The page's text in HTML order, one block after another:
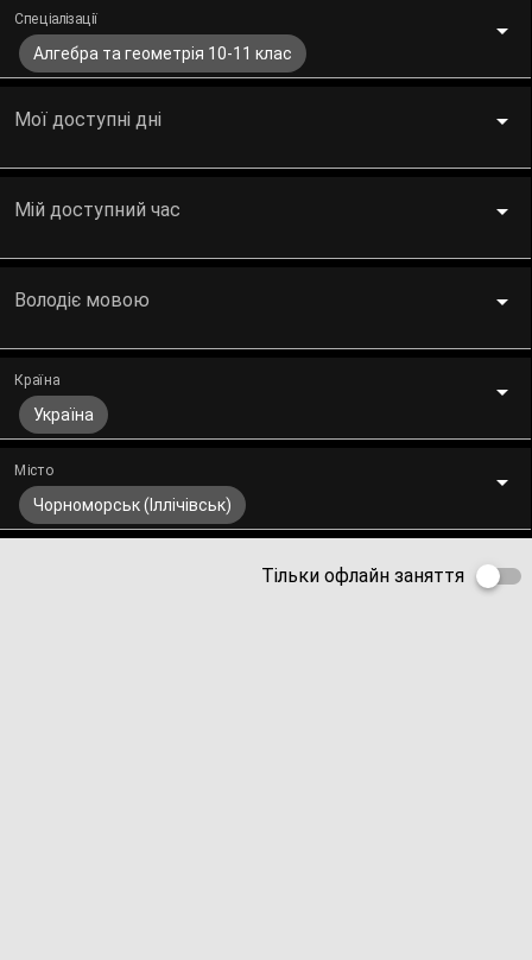
Спеціалізації
Алгебра та геометрія 10-11 клас
Мої доступні дні
Мій доступний час
Володіє мовою
Країна
Україна
Місто
Чорноморськ (Іллічівськ)
Тільки офлайн заняття